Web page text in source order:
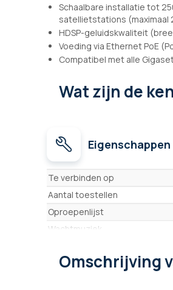
Schaalbare installatie tot
satellietstations (maximaal
HDSP-geluidskwaliteit
Voeding via Ethernet PoE
Compatibel met alle
Wat zijn de
Eigenschappen
Eigenschappen
Te verbinden op
Aantal toestellen
Oproepenlijst
Wachtmuziek
Weergave nummer en naam
Omschrijving